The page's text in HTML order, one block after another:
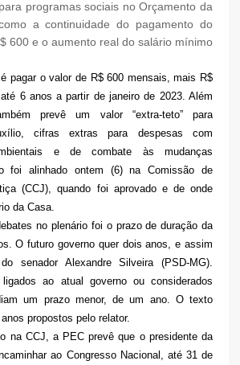
programas sociais no Orçamento da
a continuidade do pagamento do
600 e o aumento real do salário mínimo
pagar o valor de R$ 600 mensais, mais R$
6 anos a partir de janeiro de 2023. Além
prevê um valor “extra-teto” para
cifras extras para despesas com
e de combate às mudanças
foi alinhado ontem (6) na Comissão de
(CCJ), quando foi aprovado e de onde
da Casa.
no plenário foi o prazo de duração da
O futuro governo quer dois anos, e assim
senador Alexandre Silveira (PSD-MG).
ao atual governo ou considerados
um prazo menor, de um ano. O texto
propostos pelo relator.
na CCJ, a PEC prevê que o presidente da
ao Congresso Nacional, até 31 de